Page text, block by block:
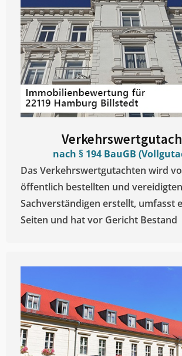
nach § 194 BauGB
Das Verkehrswertgutachten wird
öffentlich bestellten und vereidigten
Sachverständigen erstellt, umfasst
Seiten und hat vor Gericht Bestand